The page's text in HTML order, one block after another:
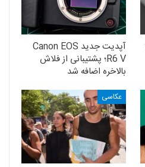
آپدیت جدید Canon EOS
R6 V؛ پشتیبانی از فلاش
بالاخره اضافه شد
عکاسی